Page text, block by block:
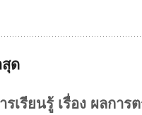
ด
รเรียนรู้ เรื่อง ผลกา